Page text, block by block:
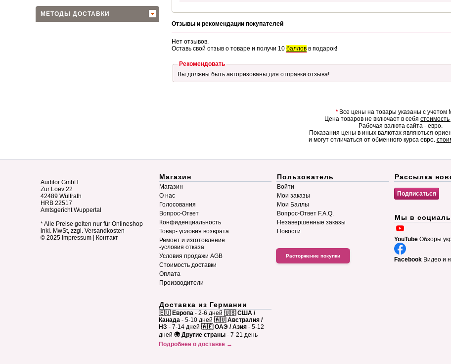
МЕТОДЫ ДОСТАВКИ
Отзывы и рекомендации покупателей
Нет отзывов.
Оставь свой отзыв о товаре и получи 10 баллов в подарок!
Рекомендовать
Вы должны быть авторизованы для отправки отзыва!
*Все цены на товары указаны с учетом
Цена товаров не включает в себя стоимость
Рабочая валюта сайта - евро.
Показания цены в иных валютах являються
и могут отличаться от обменного курса евро.
Auditor GmbH
Zur Loev 22
42489 Wülfrath
HRB 22517
Amtsgericht Wuppertal
* Alle Preise gelten nur für Onlineshop
inkl. MwSt, zzgl. Versandkosten
© 2025 Impressum | Контакт
Магазин
Магазин
О нас
Голосования
Вопрос-Ответ
Конфиденциальность
Товар- условия возврата
Ремонт и изготовление
-условия отказа
Условия продажи AGB
Стоимость доставки
Оплата
Производители
Доставка из Германии
🇪🇺 Европа - 2-6 дней 🇺🇸 США /
Канада - 5-10 дней 🇦🇺 Австралия /
НЗ - 7-14 дней 🇦🇪 ОАЭ / Азия - 5-12
дней 🌍 Другие страны - 7-21 день
Подробнее о доставке →
Пользователь
Войти
Мои заказы
Мои Баллы
Вопрос-Ответ F.A.Q.
Незавершенные заказы
Новости
Расторжение покупки
Рассылка
Мы в
YouTube Обзоры
Facebook Видео и